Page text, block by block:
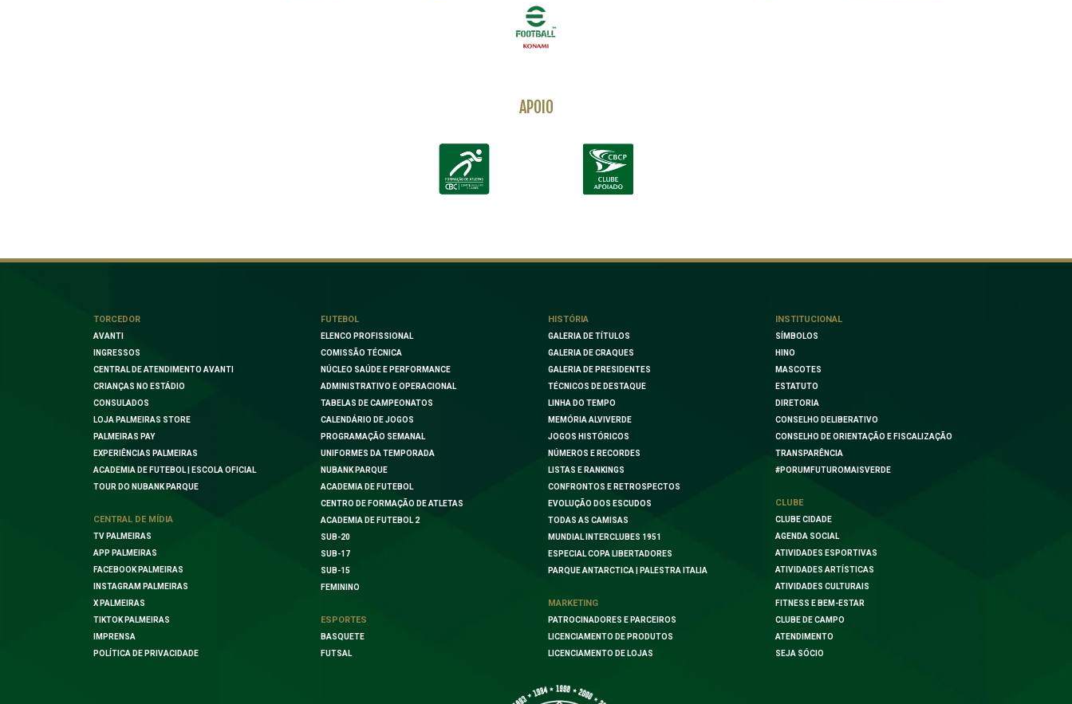
APOIO
TORCEDOR
AVANTI
INGRESSOS
CENTRAL DE ATENDIMENTO AVANTI
CRIANÇAS NO ESTÁDIO
CONSULADOS
LOJA PALMEIRAS STORE
PALMEIRAS PAY
EXPERIÊNCIAS PALMEIRAS
ACADEMIA DE FUTEBOL | ESCOLA OFICIAL
TOUR DO NUBANK PARQUE
CENTRAL DE MÍDIA
TV PALMEIRAS
APP PALMEIRAS
FACEBOOK PALMEIRAS
INSTAGRAM PALMEIRAS
X PALMEIRAS
TIKTOK PALMEIRAS
IMPRENSA
POLÍTICA DE PRIVACIDADE
FUTEBOL
ELENCO PROFISSIONAL
COMISSÃO TÉCNICA
NÚCLEO SAÚDE E PERFORMANCE
ADMINISTRATIVO E OPERACIONAL
TABELAS DE CAMPEONATOS
CALENDÁRIO DE JOGOS
PROGRAMAÇÃO SEMANAL
UNIFORMES DA TEMPORADA
NUBANK PARQUE
ACADEMIA DE FUTEBOL
CENTRO DE FORMAÇÃO DE ATLETAS
ACADEMIA DE FUTEBOL 2
SUB-20
SUB-17
SUB-15
FEMININO
ESPORTES
BASQUETE
FUTSAL
HISTÓRIA
GALERIA DE TÍTULOS
GALERIA DE CRAQUES
GALERIA DE PRESIDENTES
TÉCNICOS DE DESTAQUE
LINHA DO TEMPO
MEMÓRIA ALVIVERDE
JOGOS HISTÓRICOS
NÚMEROS E RECORDES
LISTAS E RANKINGS
CONFRONTOS E RETROSPECTOS
EVOLUÇÃO DOS ESCUDOS
TODAS AS CAMISAS
MUNDIAL INTERCLUBES 1951
ESPECIAL COPA LIBERTADORES
PARQUE ANTARCTICA | PALESTRA ITALIA
MARKETING
PATROCINADORES E PARCEIROS
LICENCIAMENTO DE PRODUTOS
LICENCIAMENTO DE LOJAS
INSTITUCIONAL
SÍMBOLOS
HINO
MASCOTES
ESTATUTO
DIRETORIA
CONSELHO DELIBERATIVO
CONSELHO DE ORIENTAÇÃO E FISCALIZAÇÃO
TRANSPARÊNCIA
#PORUMFUTUROMAISVERDE
CLUBE
CLUBE CIDADE
AGENDA SOCIAL
ATIVIDADES ESPORTIVAS
ATIVIDADES ARTÍSTICAS
ATIVIDADES CULTURAIS
FITNESS E BEM-ESTAR
CLUBE DE CAMPO
ATENDIMENTO
SEJA SÓCIO